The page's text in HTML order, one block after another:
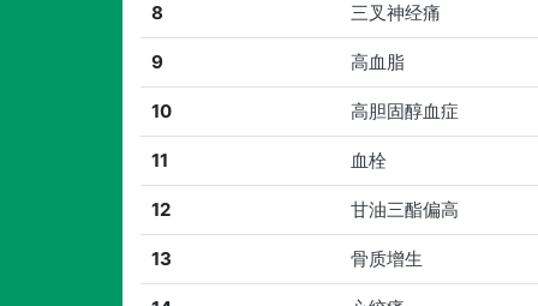
8 三叉神经痛
9 高血脂
10 高胆固醇血症
11 血栓
12 甘油三酯偏高
13 骨质增生